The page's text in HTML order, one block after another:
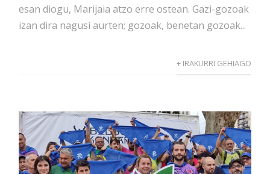
esan diogu, Marijaia atzo erre ostean. Gazi-gozoak
izan dira nagusi aurten; gozoak, benetan gozoak...
+ IRAKURRI GEHIAGO